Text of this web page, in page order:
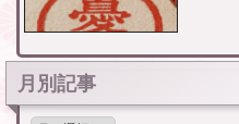
月別記事
月